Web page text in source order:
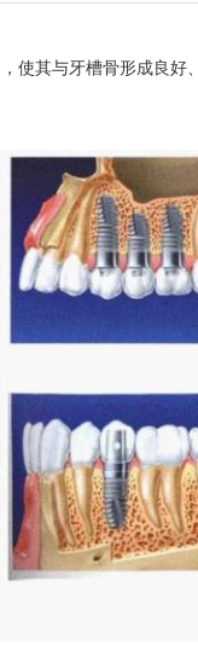
其与牙槽骨形成良好